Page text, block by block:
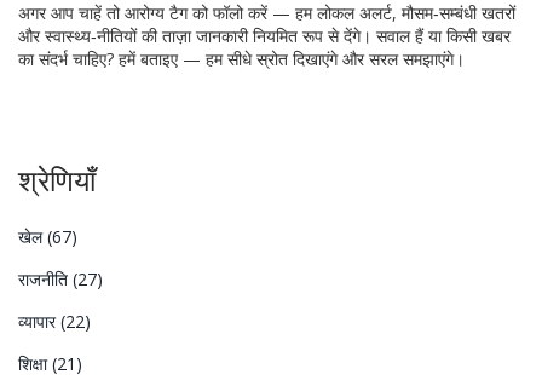
अगर आप चाहें तो आरोग्य टैग को फॉलो करें — हम लोकल अलर्ट, मौसम‑सम्बंधी खतरों
और स्वास्थ्य‑नीतियों की ताज़ा जानकारी नियमित रूप से देंगे। सवाल हैं या किसी खबर
का संदर्भ चाहिए? हमें बताइए — हम सीधे स्रोत दिखाएंगे और सरल समझाएंगे।
श्रेणियाँ
खेल(67)
राजनीति (27)
व्यापार(22)
शिक्षा(21)